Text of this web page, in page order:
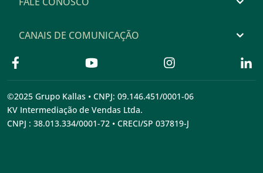
CANAIS DE COMUNICAÇÃO
©2025 Grupo Kallas • CNPJ: 09.146.451/0001-06
KV Intermediação de Vendas Ltda.
CNPJ : 38.013.334/0001-72 • CRECI/SP 037819-J